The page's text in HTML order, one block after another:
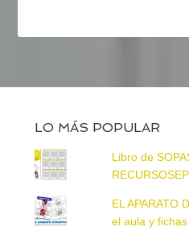
LO MÁS POPULAR
Libro de
RECURSOSEP
EL APARATO
el aula y